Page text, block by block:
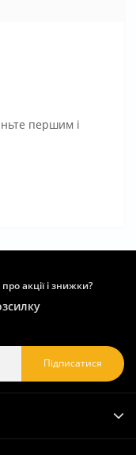
першим і
акції і знижки?
Підписатися